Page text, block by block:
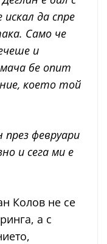
да спре
Само че
и
бе опит
което той
февруари
и сега ми е
Колов не се
а с